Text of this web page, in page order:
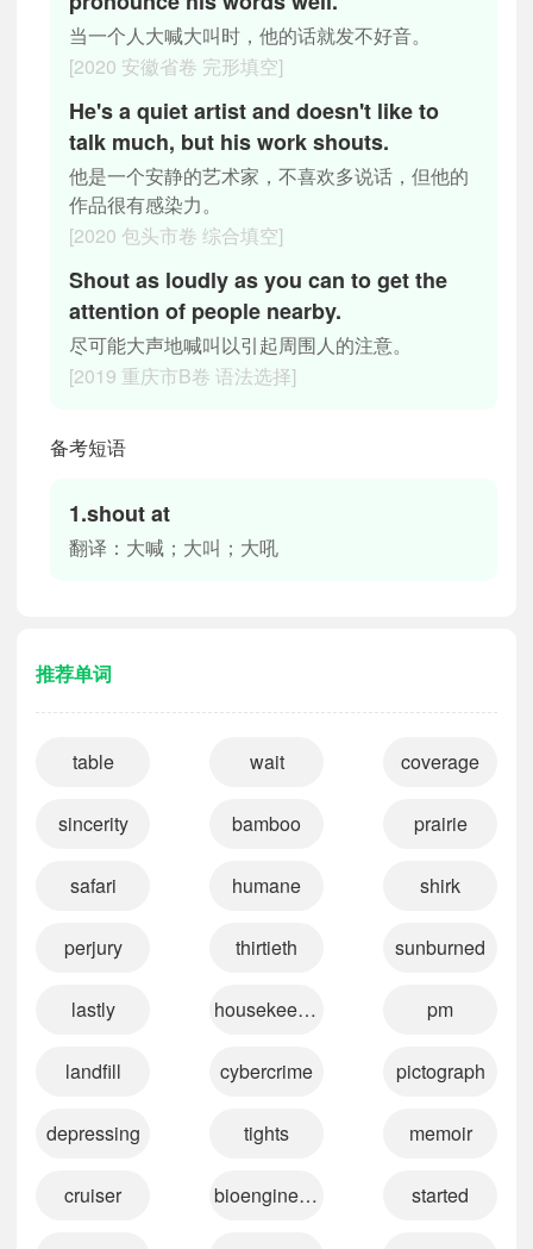
当一个人大喊大叫时，他的话就发不好音。
[2020 安徽省卷 完形填空]
He's a quiet artist and doesn't like to
talk much, but his work shouts.
他是一个安静的艺术家，不喜欢多说话，但他的
作品很有感染力。
[2020 包头市卷 综合填空]
Shout as loudly as you can to get the
attention of people nearby.
尽可能大声地喊叫以引起周围人的注意。
[2019 重庆市B卷 语法选择]
备考短语
1.shout at
翻译：大喊；大叫；大吼
推荐单词
table wait coverage
sincerity bamboo prairie
safari humane shirk
perjury thirtieth sunburned
lastly housekeeper pm
landfill cybercrime pictograph
depressing tights memoir
cruiser bioengineering started